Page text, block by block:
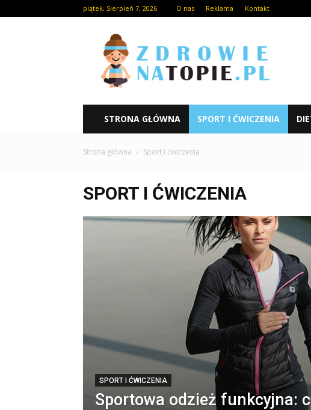
piątek, Sierpień 7, 2026 O nas Reklama Kontakt
STRONA GŁÓWNA SPORT I ĆWICZENIA
Strona główna Sport i ćwiczenia
SPORT I ĆWICZENIA
SPORT I ĆWICZENIA
Sportowa odzież funkcyjna: